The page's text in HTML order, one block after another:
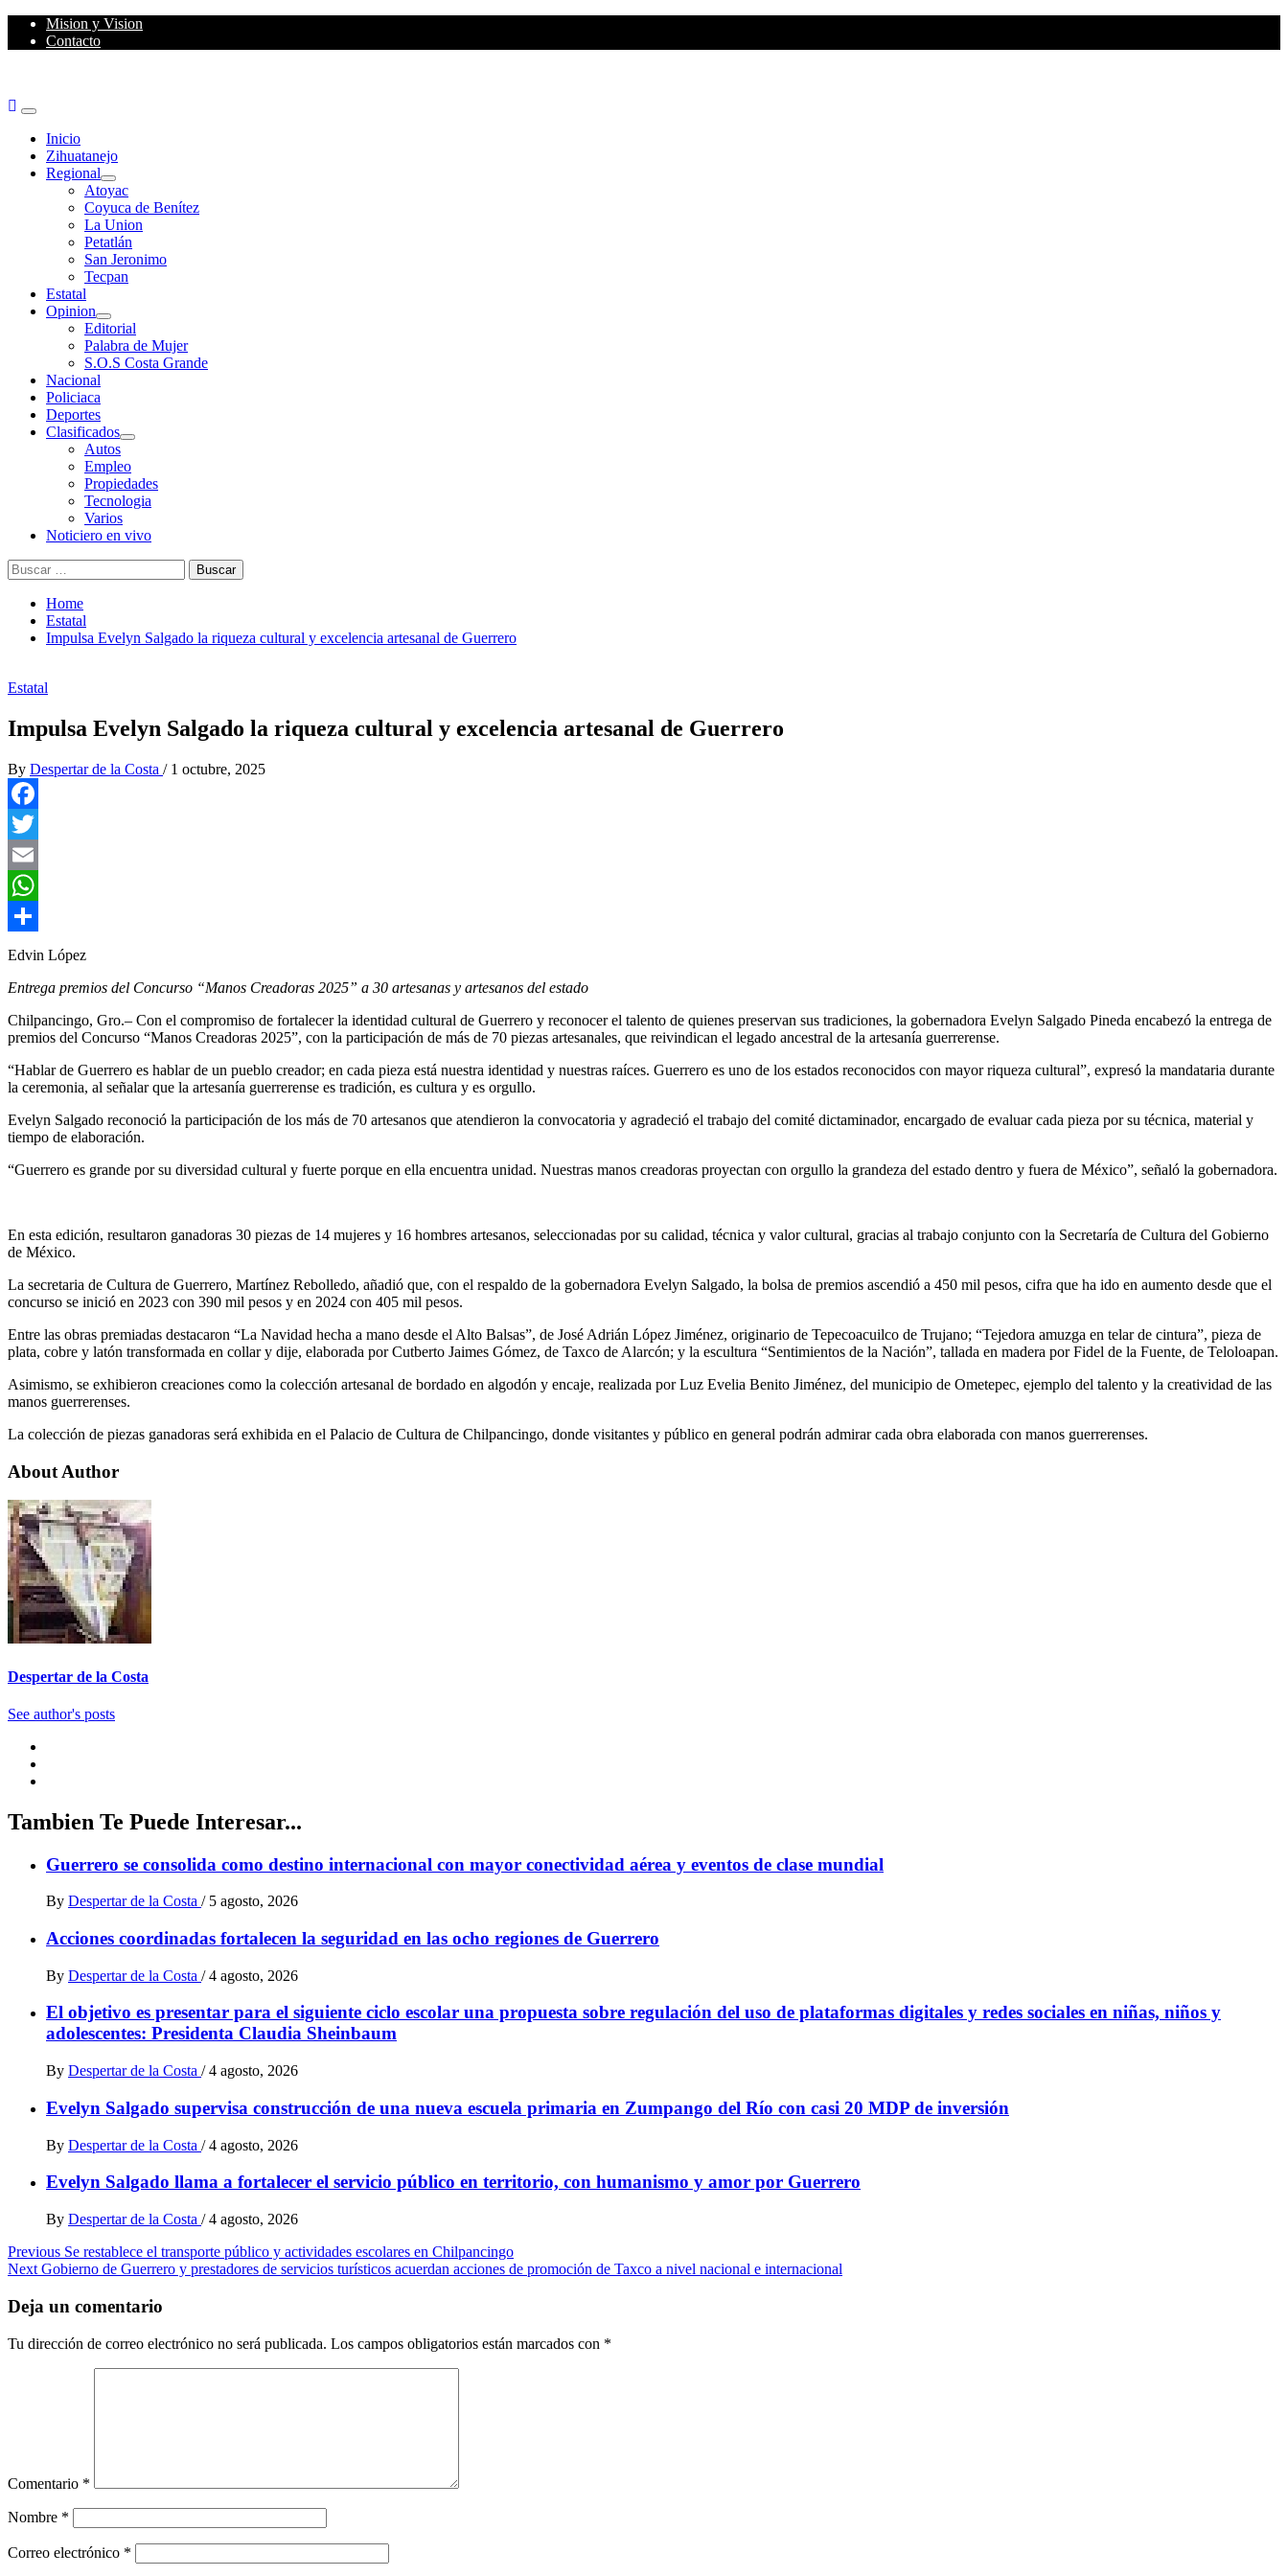
Skip
Mision y Vision
Contacto
Primary
MenuInicio
Zihuatanejo
Regional
Atoyac
Coyuca de Benítez
La Union
Petatlán
San Jeronimo
Tecpan
Estatal
Opinion
Editorial
Palabra de Mujer
S.O.S Costa Grande
Nacional
Policiaca
Deportes
Clasificados
Autos
Empleo
Propiedades
Tecnologia
Varios
Noticiero en vivo
Buscar:
Home
Estatal
Impulsa Evelyn Salgado la riqueza cultural y excelencia artesanal de Guerrero
Estatal
Impulsa Evelyn Salgado la riqueza cultural y excelencia artesanal de Guerrero
By Despertar de la Costa / 1 octubre, 2025
Facebook
Twitter
Email
WhatsApp
Compartir
Edvin López
Entrega premios del Concurso “Manos Creadoras 2025” a 30 artesanas y artesanos del estado
Chilpancingo, Gro.– Con el compromiso de fortalecer la identidad cultural de Guerrero y reconocer el talento de quienes preservan sus tradiciones, la gobernadora Evelyn Salgado Pineda encabezó la entrega de
premios del Concurso “Manos Creadoras 2025”, con la participación de más de 70 piezas artesanales, que reivindican el legado ancestral de la artesanía guerrerense.
“Hablar de Guerrero es hablar de un pueblo creador; en cada pieza está nuestra identidad y nuestras raíces. Guerrero es uno de los estados reconocidos con mayor riqueza cultural”, expresó la mandataria durante
la ceremonia, al señalar que la artesanía guerrerense es tradición, es cultura y es orgullo.
Evelyn Salgado reconoció la participación de los más de 70 artesanos que atendieron la convocatoria y agradeció el trabajo del comité dictaminador, encargado de evaluar cada pieza por su técnica, material y
tiempo de elaboración.
“Guerrero es grande por su diversidad cultural y fuerte porque en ella encuentra unidad. Nuestras manos creadoras proyectan con orgullo la grandeza del estado dentro y fuera de México”, señaló la gobernadora.
En esta edición, resultaron ganadoras 30 piezas de 14 mujeres y 16 hombres artesanos, seleccionadas por su calidad, técnica y valor cultural, gracias al trabajo conjunto con la Secretaría de Cultura del Gobierno
de México.
La secretaria de Cultura de Guerrero, Martínez Rebolledo, añadió que, con el respaldo de la gobernadora Evelyn Salgado, la bolsa de premios ascendió a 450 mil pesos, cifra que ha ido en aumento desde que el
concurso se inició en 2023 con 390 mil pesos y en 2024 con 405 mil pesos.
Entre las obras premiadas destacaron “La Navidad hecha a mano desde el Alto Balsas”, de José Adrián López Jiménez, originario de Tepecoacuilco de Trujano; “Tejedora amuzga en telar de cintura”, pieza de
plata, cobre y latón transformada en collar y dije, elaborada por Cutberto Jaimes Gómez, de Taxco de Alarcón; y la escultura “Sentimientos de la Nación”, tallada en madera por Fidel de la Fuente, de Teloloapan.
Asimismo, se exhibieron creaciones como la colección artesanal de bordado en algodón y encaje, realizada por Luz Evelia Benito Jiménez, del municipio de Ometepec, ejemplo del talento y la creatividad de las
manos guerrerenses.
La colección de piezas ganadoras será exhibida en el Palacio de Cultura de Chilpancingo, donde visitantes y público en general podrán admirar cada obra elaborada con manos guerrerenses.
About Author
Despertar de la Costa
See author's posts
Tambien Te Puede Interesar...
Guerrero se consolida como destino internacional con mayor conectividad aérea y eventos de clase mundial
By Despertar de la Costa / 5 agosto, 2026
Acciones coordinadas fortalecen la seguridad en las ocho regiones de Guerrero
By Despertar de la Costa / 4 agosto, 2026
El objetivo es presentar para el siguiente ciclo escolar una propuesta sobre regulación del uso de plataformas digitales y redes sociales en niñas, niños y
adolescentes: Presidenta Claudia Sheinbaum
By Despertar de la Costa / 4 agosto, 2026
Evelyn Salgado supervisa construcción de una nueva escuela primaria en Zumpango del Río con casi 20 MDP de inversión
By Despertar de la Costa / 4 agosto, 2026
Evelyn Salgado llama a fortalecer el servicio público en territorio, con humanismo y amor por Guerrero
By Despertar de la Costa / 4 agosto, 2026
Post
navigation
Previous Se restablece el transporte público y actividades escolares en Chilpancingo
Next Gobierno de Guerrero y prestadores de servicios turísticos acuerdan acciones de promoción de Taxco a nivel nacional e internacional
Deja un comentario
Tu dirección de correo electrónico no será publicada. Los campos obligatorios están marcados con *
Comentario *
Nombre *
Correo electrónico *